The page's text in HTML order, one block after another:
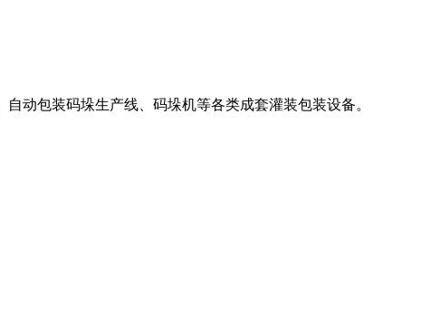
、自动包装码垛生产线、码垛机等各类成套灌装包装设备。